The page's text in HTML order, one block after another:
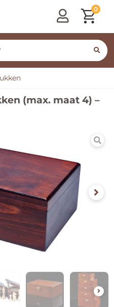
0
(max. maat 4) –